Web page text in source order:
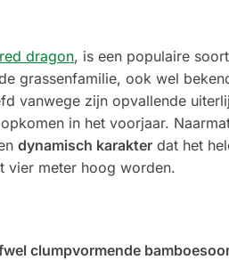
dragon, is een populaire
grassenfamilie, ook wel
vanwege zijn opvallende
in het voorjaar.
dynamisch karakterdat het
vier meter hoog worden.
clumpvormende